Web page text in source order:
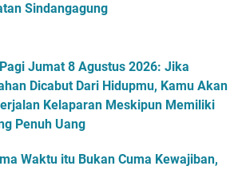
Sindangagung
Jumat 8 Agustus 2026: Jika
Dicabut Dari Hidupmu, Kamu Akan
Kelaparan Meskipun Memiliki
Penuh Uang
Waktu itu Bukan Cuma Kewajiban,